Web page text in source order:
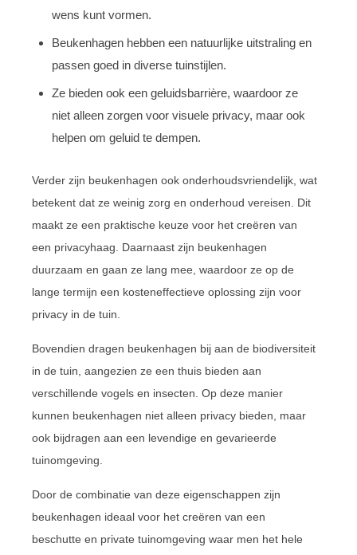
wens kunt vormen.
Beukenhagen hebben een natuurlijke uitstraling en
passen goed in diverse tuinstijlen.
Ze bieden ook een geluidsbarrière, waardoor ze
niet alleen zorgen voor visuele privacy, maar ook
helpen om geluid te dempen.
Verder zijn beukenhagen ook onderhoudsvriendelijk, wat
betekent dat ze weinig zorg en onderhoud vereisen. Dit
maakt ze een praktische keuze voor het creëren van
een privacyhaag. Daarnaast zijn beukenhagen
duurzaam en gaan ze lang mee, waardoor ze op de
lange termijn een kosteneffectieve oplossing zijn voor
privacy in de tuin.
Bovendien dragen beukenhagen bij aan de biodiversiteit
in de tuin, aangezien ze een thuis bieden aan
verschillende vogels en insecten. Op deze manier
kunnen beukenhagen niet alleen privacy bieden, maar
ook bijdragen aan een levendige en gevarieerde
tuinomgeving.
Door de combinatie van deze eigenschappen zijn
beukenhagen ideaal voor het creëren van een
beschutte en private tuinomgeving waar men het hele